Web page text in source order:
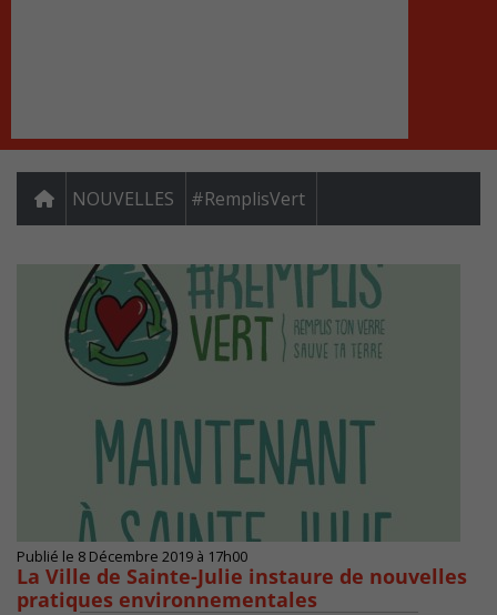
NOUVELLES #RemplisVert
Publié le 8 Décembre 2019 à 17h00
La Ville de Sainte-Julie instaure de nouvelles
pratiques environnementales